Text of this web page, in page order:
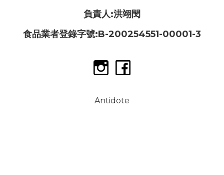
負責人:洪翊閔
食品業者登錄字號:B-200254551-00001-3
Antidote